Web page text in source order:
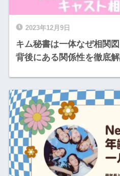
2023年12月9日
キム秘書は一体なぜ相関
背後にある関係性を徹底